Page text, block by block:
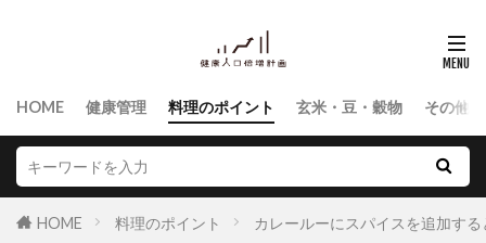
HOME 健康管理 料理のポイント 玄米・豆・穀物 その他
HOME 料理のポイント カレールーにスパイスを追加す